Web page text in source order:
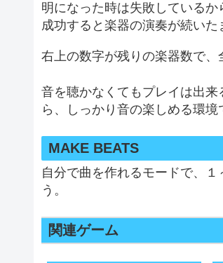
明になった時は失敗しているか
成功すると楽器の演奏が続いた
右上の数字が残りの楽器数で、
音を聴かなくてもプレイは出
ら、しっかり音の楽しめる環境
MAKE BEATS
自分で曲を作れるモードで、
う。
関連ゲーム